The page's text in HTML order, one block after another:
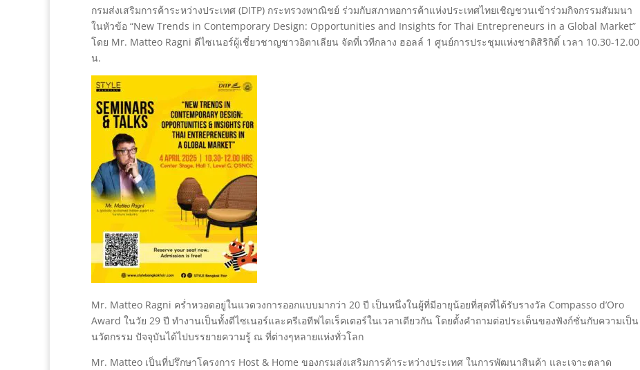
กรมส่งเสริมการค้าระหว่างประเทศ (DITP) กระทรวงพาณิชย์ ร่วมกับสภาหอการค้าแห่งประเทศไทยเชิญชวนเข้าร่วมกิจกรรมสัมมนา
ในหัวข้อ “New Trends in Contemporary Design: Opportunities and Insights for Thai Entrepreneurs in a Global Market”
โดย Mr. Matteo Ragni ดีไซเนอร์ผู้เชี่ยวชาญชาวอิตาเลียน จัดที่เวทีกลาง ฮอลล์ 1 ศูนย์การประชุมแห่งชาติสิริกิติ์ เวลา 10.30-12.00
น.
Mr. Matteo Ragni คร่ำหวอดอยู่ในแวดวงการออกแบบมากว่า 20 ปี เป็นหนึ่งในผู้ที่มีอายุน้อยที่สุดที่ได้รับรางวัล Compasso d’Oro
Award ในวัย 29 ปี ทำงานเป็นทั้งดีไซเนอร์และครีเอทีฟไดเร็คเตอร์ในเวลาเดียวกัน โดยตั้งคำถามต่อประเด็นของฟังก์ชั่นกับความเป็น
นวัตกรรม ปัจจุบันได้ไปบรรยายความรู้ ณ ที่ต่างๆหลายแห่งทั่วโลก
Mr. Matteo เป็นที่ปรึกษาโครงการ Host & Home ของกรมส่งเสริมการค้าระหว่างประเทศ ในการพัฒนาสินค้า และเจาะตลาด